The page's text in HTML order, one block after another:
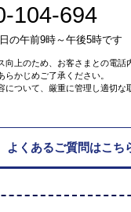
104-694
の午前9時～午後5時です
向上のため、お客さまとの電話
らかじめご了承ください。
について、厳重に管理し適切な
よくあるご質問はこち